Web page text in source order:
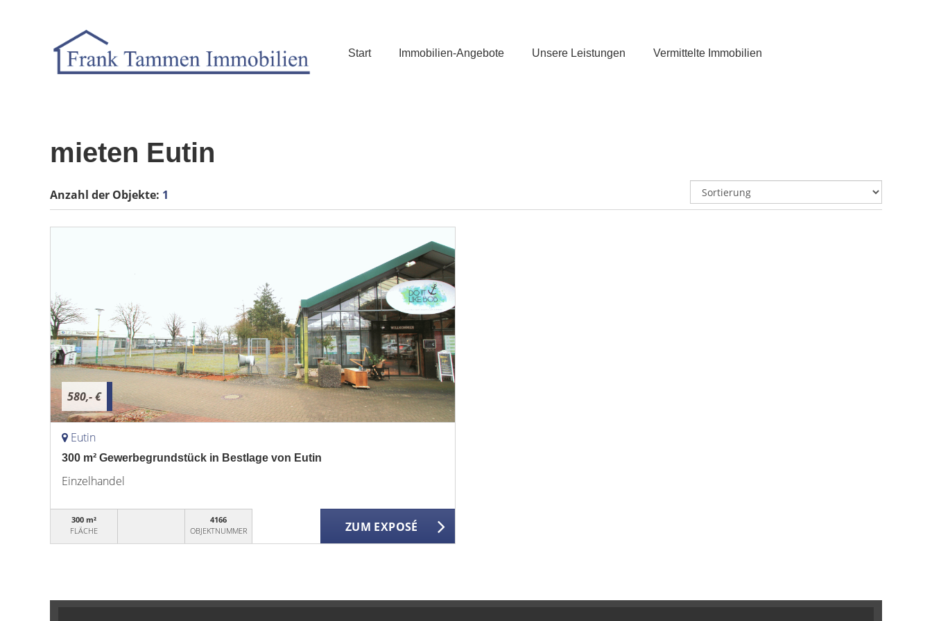
Start Immobilien-Angebote Unsere Leistungen Vermittelte Immobilien
mieten Eutin
Anzahl der Objekte: 1
580,- €
Eutin
300 m² Gewerbegrundstück in Bestlage von Eutin
Einzelhandel
300 m²
FLÄCHE
4166
OBJEKTNUMMER
ZUM EXPOSÉ